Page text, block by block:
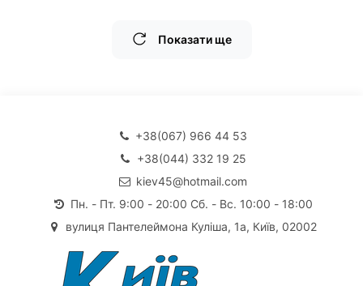
Показати ще
+38(067) 966 44 53
+38(044) 332 19 25
kiev45@hotmail.com
Пн. - Пт. 9:00 - 20:00 Сб. - Вс. 10:00 - 18:00
вулиця Пантелеймона Куліша, 1а, Київ, 02002